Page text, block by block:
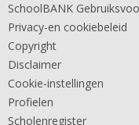
SchoolBANK
Privacy-en cookiebeleid
Copyright
Disclaimer
Cookie-instellingen
Profielen
Scholenregister